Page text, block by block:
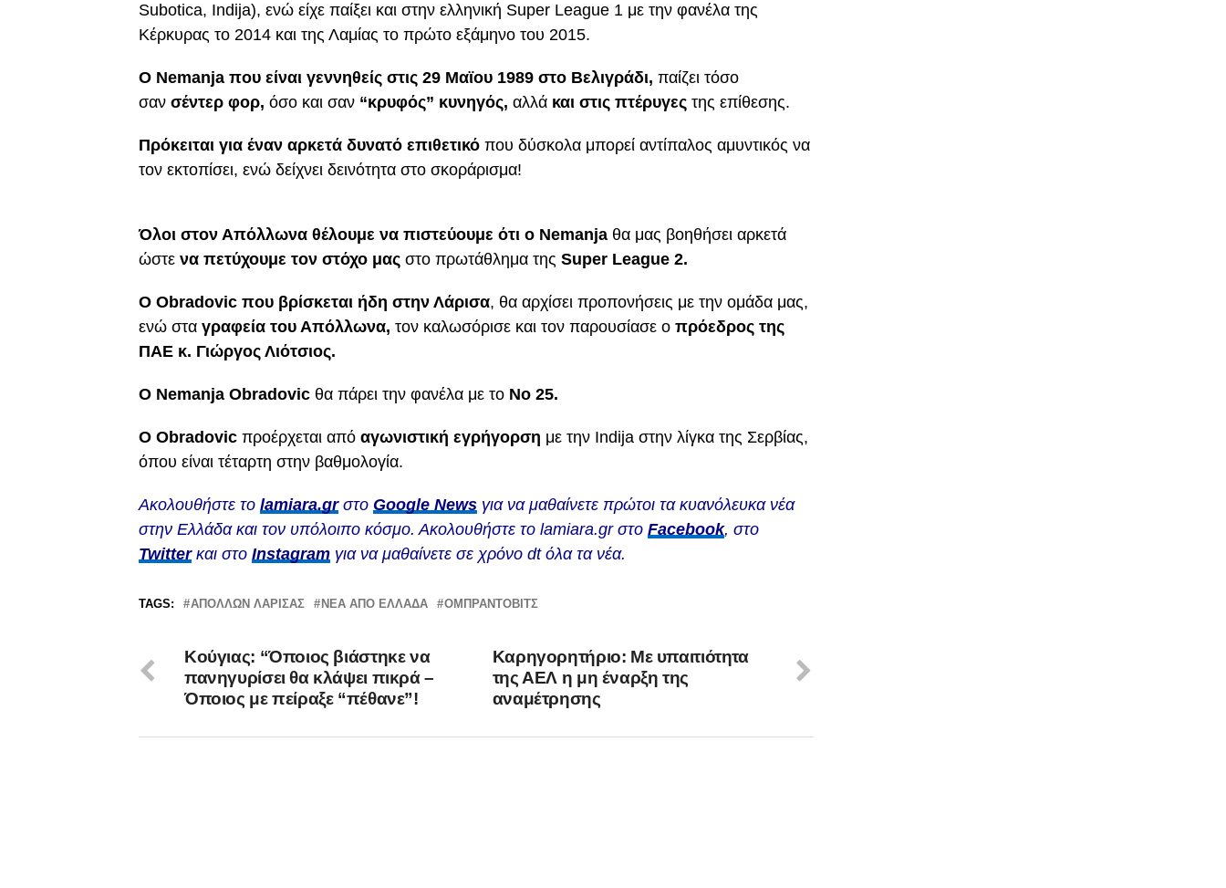
Subotica, Indija), ενώ είχε παίξει και στην ελληνική Super League 1 με την φανέλα της
Κέρκυρας το 2014 και της Λαμίας το πρώτο εξάμηνο του 2015.
O Nemanja που είναι γεννηθείς στις 29 Μαϊου 1989 στο Βελιγράδι, παίζει τόσο
σαν σέντερ φορ, όσο και σαν “κρυφός” κυνηγός, αλλά και στις πτέρυγες της επίθεσης.
Πρόκειται για έναν αρκετά δυνατό επιθετικό που δύσκολα μπορεί αντίπαλος αμυντικός να
τον εκτοπίσει, ενώ δείχνει δεινότητα στο σκοράρισμα!
Όλοι στον Απόλλωνα θέλουμε να πιστεύουμε ότι ο Nemanja θα μας βοηθήσει αρκετά
ώστε να πετύχουμε τον στόχο μας στο πρωτάθλημα της Super League 2.
Ο Obradovic που βρίσκεται ήδη στην Λάρισα, θα αρχίσει προπονήσεις με την ομάδα μας,
ενώ στα γραφεία του Απόλλωνα, τον καλωσόρισε και τον παρουσίασε ο πρόεδρος της
ΠΑΕ κ. Γιώργος Λιότσιος.
Ο Nemanja Obradovic θα πάρει την φανέλα με το Νο 25.
O Obradovic προέρχεται από αγωνιστική εγρήγορση με την Indija στην λίγκα της Σερβίας,
όπου είναι τέταρτη στην βαθμολογία.
Ακολουθήστε το lamiara.grστο Google News για να μαθαίνετε πρώτοι τα κυανόλευκα νέα
στην Ελλάδα και τον υπόλοιπο κόσμο. Ακολουθήστε το lamiara.gr στο Facebook, στο
Twitterκαι στο Instagram για να μαθαίνετε σε χρόνο dt όλα τα νέα.
TAGS: ΑΠΟΛΛΩΝ ΛΑΡΙΣΑΣ ΝΕΑ ΑΠΟ ΕΛΛΑΔΑ ΟΜΠΡΑΝΤΟΒΙΤΣ
Καρηγορητήριο: Με υπαιτιότητα
της ΑΕΛ η μη έναρξη της
αναμέτρησης
Κούγιας: “Όποιος βιάστηκε να
πανηγυρίσει θα κλάψει πικρά –
Όποιος με πείραξε “πέθανε”!